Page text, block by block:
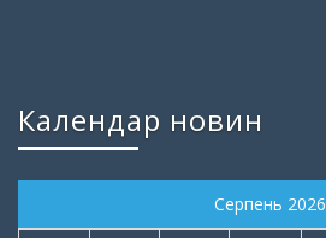
Календар новин
Серпень 2026